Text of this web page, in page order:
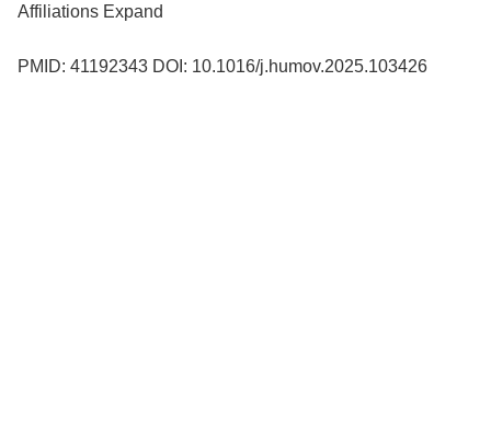
Affiliations Expand
PMID: 41192343 DOI: 10.1016/j.humov.2025.103426